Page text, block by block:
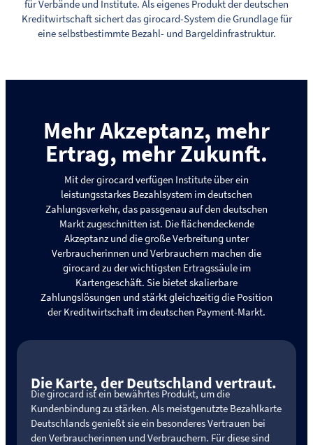
für Verbände und Institute. Als eigenes Produkt der deutschen
Kreditwirtschaft sichert das girocard-System die Grundlage für
eine selbstbestimmte Bezahl- und Bargeldinfrastruktur.
Mehr Akzeptanz, mehr
Ertrag, mehr Zukunft.
Mit der girocard verfügen Institute über ein
leistungsstarkes Bezahlsystem im deutschen
Zahlungsverkehr, das passgenau auf den deutschen
Markt zugeschnitten ist. Die flächendeckende
Akzeptanz und die große Verbreitung unter
Verbraucherinnen und Verbrauchern machen die
girocard zu der wichtigsten Ertragssäule im
Kartengeschäft. Sie bietet skalierbare
Zahlungslösungen und stärkt gleichzeitig die Position
der Kreditwirtschaft im deutschen Payment-Markt.
Die Karte, der Deutschland vertraut.
Die girocard ist ein bewährtes Produkt, um die
Kundenbindung zu stärken. Als meistgenutzte Bezahlkarte
Deutschlands genießt sie ein besonderes Vertrauen bei
den Verbraucherinnen und Verbrauchern. Für diese sind